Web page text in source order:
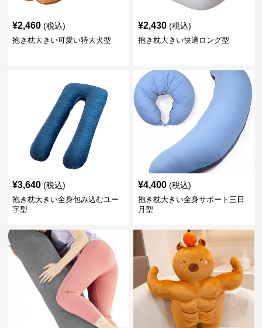
¥2,460 (税込)
抱き枕大きい可愛い特大犬型
¥2,430 (税込)
抱き枕大きい快適ロング型
¥3,640 (税込)
抱き枕大きい全身包み込むユー
字型
¥4,400 (税込)
抱き枕大きい全身サポート三日
月型